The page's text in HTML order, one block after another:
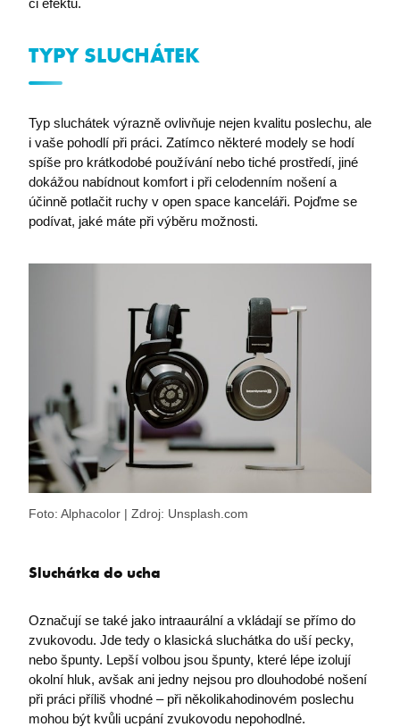
či efektů.
TYPY SLUCHÁTEK
Typ sluchátek výrazně ovlivňuje nejen kvalitu poslechu, ale
i vaše pohodlí při práci. Zatímco některé modely se hodí
spíše pro krátkodobé používání nebo tiché prostředí, jiné
dokážou nabídnout komfort i při celodenním nošení a
účinně potlačit ruchy v open space kanceláři. Pojďme se
podívat, jaké máte při výběru možnosti.
Foto: Alphacolor | Zdroj: Unsplash.com
Sluchátka do ucha
Označují se také jako intraaurální a vkládají se přímo do
zvukovodu. Jde tedy o klasická sluchátka do uší pecky,
nebo špunty. Lepší volbou jsou špunty, které lépe izolují
okolní hluk, avšak ani jedny nejsou pro dlouhodobé nošení
při práci příliš vhodné – při několikahodinovém poslechu
mohou být kvůli ucpání zvukovodu nepohodlné.